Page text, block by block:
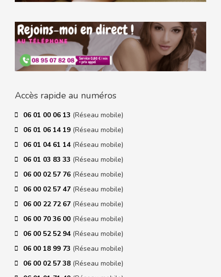
Accès rapide au numéros
06 01 00 06 13 (Réseau mobile)
06 01 06 14 19 (Réseau mobile)
06 01 04 61 14 (Réseau mobile)
06 01 03 83 33 (Réseau mobile)
06 00 02 57 76 (Réseau mobile)
06 00 02 57 47 (Réseau mobile)
06 00 22 72 67 (Réseau mobile)
06 00 70 36 00 (Réseau mobile)
06 00 52 52 94 (Réseau mobile)
06 00 18 99 73 (Réseau mobile)
06 00 02 57 38 (Réseau mobile)